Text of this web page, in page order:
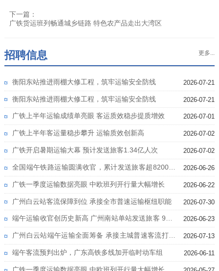
下一篇：
广铁货运班列畅通城乡链路 特色农产品走出大湾区
更多...
招聘信息
衡阳东站推进雨棚大修工程，筑牢运输安全防线 2026-07-21
衡阳东站推进雨棚大修工程，筑牢运输安全防线 2026-07-21
广铁上半年运输成绩单亮眼 客运质效稳步提质增效 2026-07-01
广铁上半年客运量稳步攀升 运输质效创新高 2026-07-02
广铁开启暑期运输大幕 预计发送旅客1.34亿人次 2026-07-02
全国端午铁路运输圆满收官，累计发送旅客超8200万
人次
2026-06-26
广铁一季度运输数据亮眼 中欧班列开行量大幅增长 2026-06-22
广州白云站客流保障到位 承接全市普速运输枢纽职能 2026-07-30
端午运输收官创历史新高 广州南站单站发送旅客 93.1
万人次
2026-06-23
广州白云站端午运输全面筹备 承接主城普速客流打造
便民换乘枢纽
2026-07-13
端午客流预判出炉，广东高铁多线加开临时动车组 2026-06-11